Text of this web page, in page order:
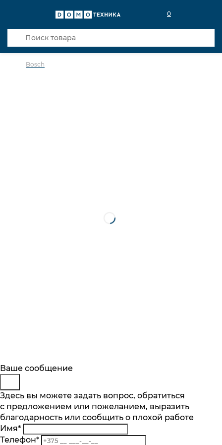
0
Bosch
Описание
Отзывы
Основные характеристики
Максимальная вместимость, компл
14
Кол-во программ, шт
Будьте в курсе
Подпишитесь на последние обновления
и узнавайте о новинках и специальных
предложениях первыми
Подписаться
Заказ обратного звонка
Представьтесь
Телефон*
Комментарий
Ваше сообщение
Здесь вы можете задать вопрос, обратиться
с предложением или пожеланием, выразить
благодарность или сообщить о плохой работе
Имя*
Телефон*